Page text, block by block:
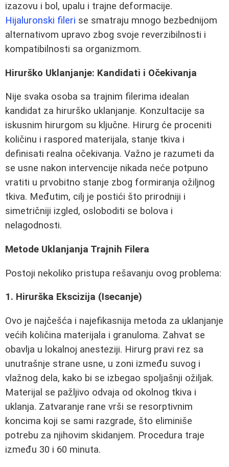
izazovu i bol, upalu i trajne deformacije.
Hijaluronski fileri se smatraju mnogo bezbednijom
alternativom upravo zbog svoje reverzibilnosti i
kompatibilnosti sa organizmom.
Hirurško Uklanjanje: Kandidati i Očekivanja
Nije svaka osoba sa trajnim filerima idealan
kandidat za hirurško uklanjanje. Konzultacije sa
iskusnim hirurgom su ključne. Hirurg će proceniti
količinu i raspored materijala, stanje tkiva i
definisati realna očekivanja. Važno je razumeti da
se usne nakon intervencije nikada neće potpuno
vratiti u prvobitno stanje zbog formiranja ožiljnog
tkiva. Međutim, cilj je postići što prirodniji i
simetričniji izgled, osloboditi se bolova i
nelagodnosti.
Metode Uklanjanja Trajnih Filerа
Postoji nekoliko pristupa rešavanju ovog problema:
1. Hirurška Ekscizija (Isecanje)
Ovo je najčešća i najefikasnija metoda za uklanjanje
većih količina materijala i granuloma. Zahvat se
obavlja u lokalnoj anesteziji. Hirurg pravi rez sa
unutrašnje strane usne, u zoni između suvog i
vlažnog dela, kako bi se izbegao spoljašnji ožiljak.
Materijal se pažljivo odvaja od okolnog tkiva i
uklanja. Zatvaranje rane vrši se resorptivnim
koncima koji se sami razgrade, što eliminiše
potrebu za njihovim skidanjem. Procedura traje
između 30 i 60 minuta.